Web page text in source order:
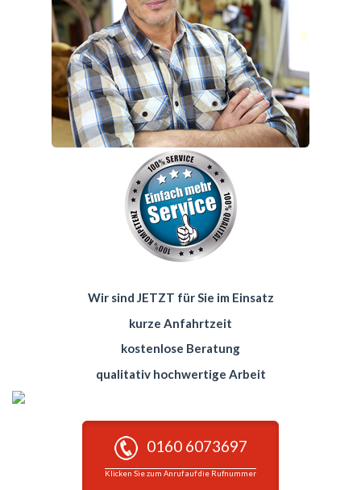
Wir sind JETZT für Sie im Einsatz
kurze Anfahrtzeit
kostenlose Beratung
qualitativ hochwertige Arbeit
0160 6073697
Klicken Sie zum Anruf auf die Rufnummer